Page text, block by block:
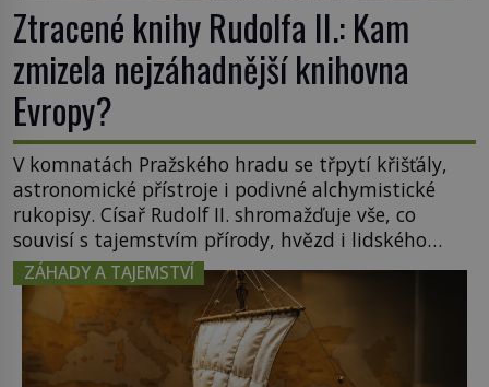
Ztracené knihy Rudolfa II.: Kam
zmizela nejzáhadnější knihovna
Evropy?
V komnatách Pražského hradu se třpytí křišťály,
astronomické přístroje i podivné alchymistické
rukopisy. Císař Rudolf II. shromažďuje vše, co
souvisí s tajemstvím přírody, hvězd i lidského
poznání. Jenže po jeho smrti se jeho slavné sbírky
začínají rozpadat a část z nich mizí navždy. Kdo
odnesl nejvzácnější knihy? A existují ještě někde
zapomenuté rukopisy, které nikdo […]
ZÁHADY A TAJEMSTVÍ